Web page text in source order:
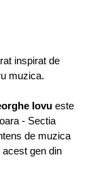
inspirat de
muzica.
Iovu este
- Sectia
de muzica
gen din